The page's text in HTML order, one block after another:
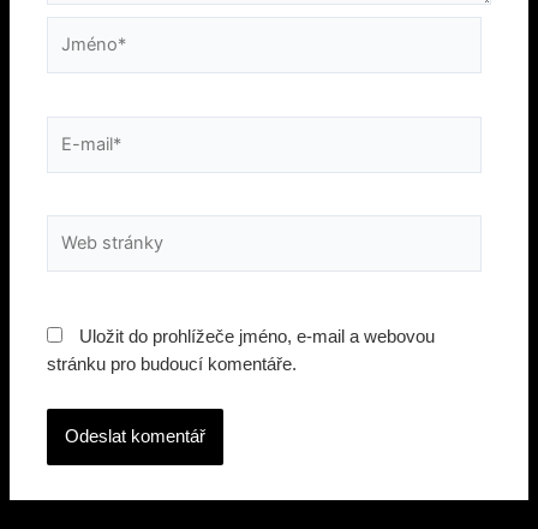
mail*
stránky
Uložit do prohlížeče jméno, e-mail a webovou
stránku pro budoucí komentáře.